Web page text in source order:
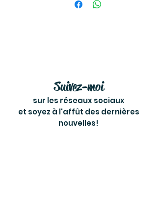
Suivez-moi
sur les réseaux sociaux
et soyez à l'affût des dernières
nouvelles!